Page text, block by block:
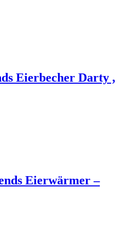
Eierbecher Darty ,
Eierwärmer –